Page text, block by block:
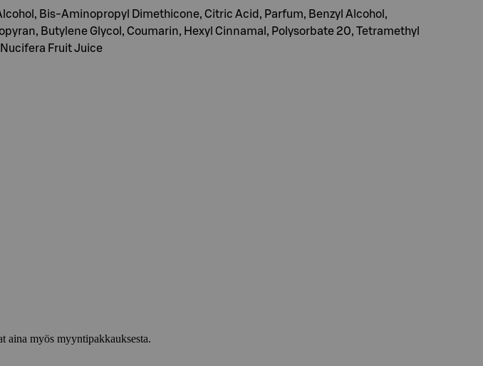
Bis-Aminopropyl Dimethicone, Citric Acid, Parfum, Benzyl Alcohol,
Butylene Glycol, Coumarin, Hexyl Cinnamal, Polysorbate 20, Tetramethyl
Fruit Juice
aina myös myyntipakkauksesta.